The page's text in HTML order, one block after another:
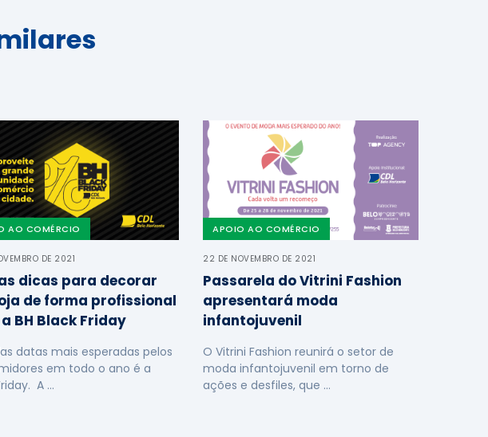
AO COMÉRCIO
DE 2021
dicas para decorar
de forma profissional
BH Black Friday
datas mais esperadas pelos
em todo o ano é a
A …
APOIO AO COMÉRCIO
22 DE NOVEMBRO DE 2021
Passarela do Vitrini Fashion
apresentará moda
infantojuvenil
O Vitrini Fashion reunirá o setor de
moda infantojuvenil em torno de
ações e desfiles, que …